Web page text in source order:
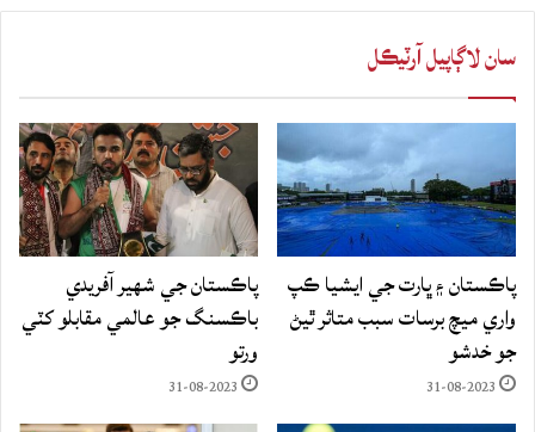
سان لاڳاپيل آرٽيڪل
پاڪستان ۽ ڀارت جي ايشيا ڪپ
واري ميچ برسات سبب متاثر ٿيڻ
جو خدشو
31-08-2023
پاڪستان جي شهير آفريدي
باڪسنگ جو عالمي مقابلو کٽي
ورتو
31-08-2023